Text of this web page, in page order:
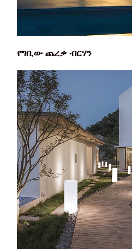
የግቢው ጨረቃ ብርሃን